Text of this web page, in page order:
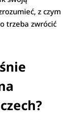
z czym
trzeba zwrócić